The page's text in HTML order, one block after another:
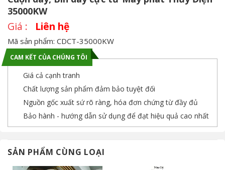
35000KW
Liên hệ
Mã sản phẩm: CDCT-35000KW
CAM KẾT CỦA CHÚNG TÔI
Giá cả cạnh tranh
Chất lượng sản phẩm đảm bảo tuyệt đối
Nguồn gốc xuất sứ rõ ràng, hóa đơn chứng từ đầy đủ
Bảo hành - hướng dẫn sử dụng để đạt hiệu quả cao nhất
SẢN PHẨM CÙNG LOẠI